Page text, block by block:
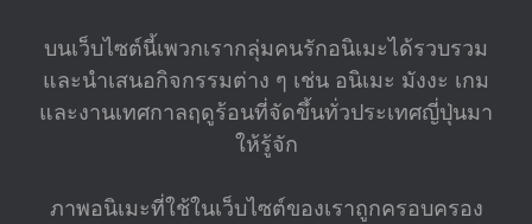
บนเว็บไซต์นี้เพวกเรากลุ่มคนรักอนิเมะได้รวบรวม
และนำเสนอกิจกรรมต่าง ๆ เช่น อนิเมะ มังงะ เกม
และงานเทศกาลฤดูร้อนที่จัดขึ้นทั่วประเทศญี่ปุ่นมา
ให้รู้จัก
ภาพอนิเมะที่ใช้ในเว็บไซต์ของเราถูกครอบครอง